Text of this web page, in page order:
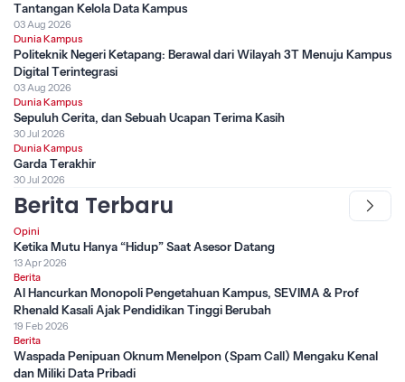
Tantangan Kelola Data Kampus
03 Aug 2026
Dunia Kampus
Politeknik Negeri Ketapang: Berawal dari Wilayah 3T Menuju Kampus
Digital Terintegrasi
03 Aug 2026
Dunia Kampus
Sepuluh Cerita, dan Sebuah Ucapan Terima Kasih
30 Jul 2026
Dunia Kampus
Garda Terakhir
30 Jul 2026
Berita Terbaru
Opini
Ketika Mutu Hanya “Hidup” Saat Asesor Datang
13 Apr 2026
Berita
AI Hancurkan Monopoli Pengetahuan Kampus, SEVIMA & Prof
Rhenald Kasali Ajak Pendidikan Tinggi Berubah
19 Feb 2026
Berita
Waspada Penipuan Oknum Menelpon (Spam Call) Mengaku Kenal
dan Miliki Data Pribadi